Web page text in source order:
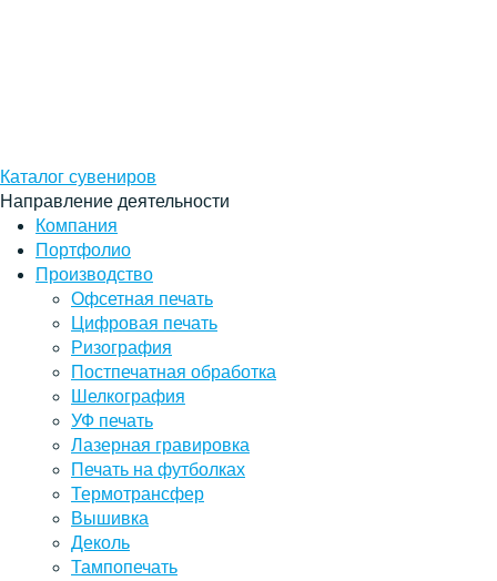
Каталог сувениров
Направление деятельности
Компания
Портфолио
Производство
Офсетная печать
Цифровая печать
Ризография
Постпечатная обработка
Шелкография
УФ печать
Лазерная гравировка
Печать на футболках
Термотрансфер
Вышивка
Деколь
Тампопечать